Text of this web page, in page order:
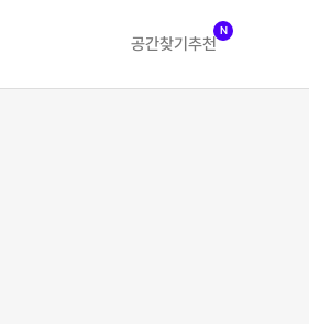
공간찾기 추천
N